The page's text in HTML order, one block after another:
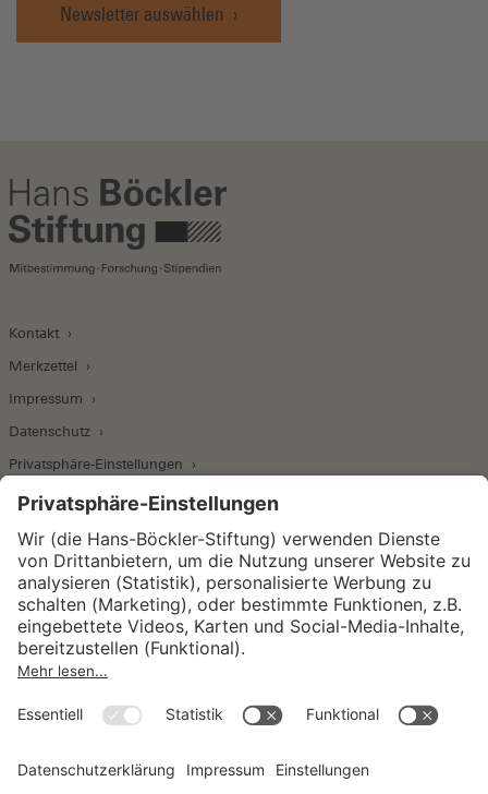
Newsletter auswählen
Kontakt
Merkzettel
Impressum
Datenschutz
Privatsphäre-Einstellungen
Wirtschafts- und Sozialwissenschaftliches Institut
Institut für Makroökonomie und
Konjunkturforschung
Unternehmensführung